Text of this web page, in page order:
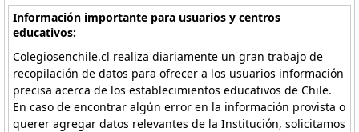
Información importante para usuarios y centros
educativos:
Colegiosenchile.cl realiza diariamente un gran trabajo de
recopilación de datos para ofrecer a los usuarios información
precisa acerca de los establecimientos educativos de Chile.
En caso de encontrar algún error en la información provista o
querer agregar datos relevantes de la Institución, solicitamos